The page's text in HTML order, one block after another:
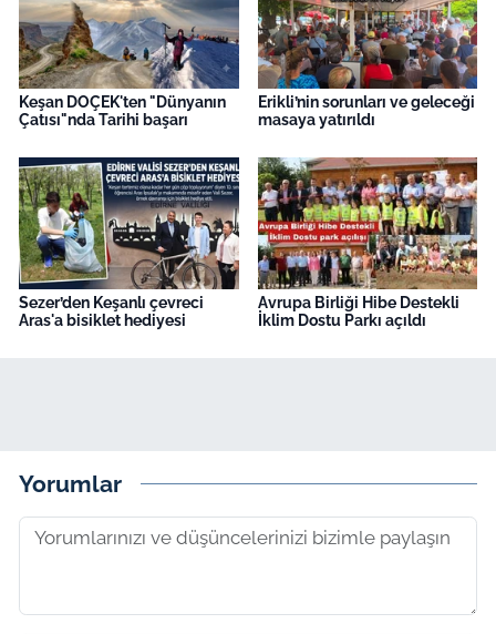
Keşan DOÇEK'ten "Dünyanın
Çatısı"nda Tarihi başarı
Erikli’nin sorunları ve geleceği
masaya yatırıldı
Sezer’den Keşanlı çevreci
Aras'a bisiklet hediyesi
Avrupa Birliği Hibe Destekli
İklim Dostu Parkı açıldı
Yorumlar